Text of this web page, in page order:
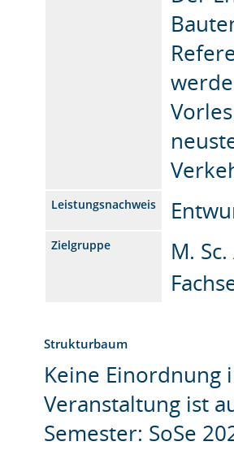
Leistungsnachweis
Zielgruppe
M. Sc.
Strukturbaum
Keine Einordnung
Veranstaltung ist
Semester: SoSe